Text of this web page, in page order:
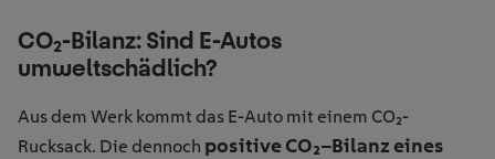
CO₂-Bilanz: Sind E-Autos
umweltschädlich?
Aus dem Werk kommt das E-Auto mit einem CO₂-
Rucksack. Die dennoch positive CO₂–Bilanz eines